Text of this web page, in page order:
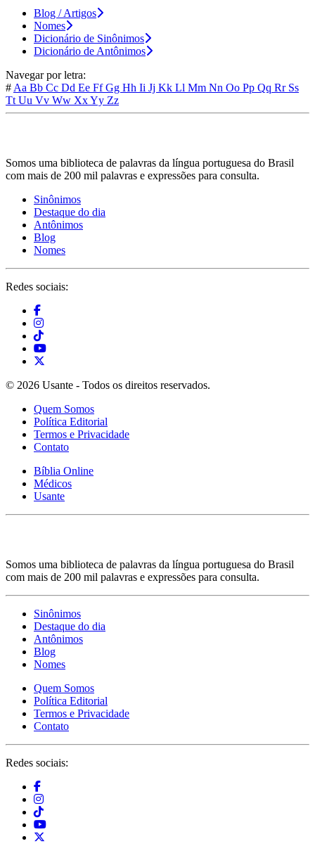
Blog / Artigos
Nomes
Dicionário de Sinônimos
Dicionário de Antônimos
Navegar por letra:
# Aa Bb Cc Dd Ee FfGg Hh Ii Jj Kk Ll Mm Nn Oo Pp Qq Rr Ss
Tt Uu Vv Ww XxYy Zz
Somos uma biblioteca de palavras da língua portuguesa do Brasil
com mais de 200 mil palavras e expressões para consulta.
Sinônimos
Destaque do dia
Antônimos
Blog
Nomes
Redes sociais:
© 2026 Usante - Todos os direitos reservados.
Quem Somos
Política Editorial
Termos e Privacidade
Contato
Bíblia Online
Médicos
Usante
Somos uma biblioteca de palavras da língua portuguesa do Brasil
com mais de 200 mil palavras e expressões para consulta.
Sinônimos
Destaque do dia
Antônimos
Blog
Nomes
Quem Somos
Política Editorial
Termos e Privacidade
Contato
Redes sociais: